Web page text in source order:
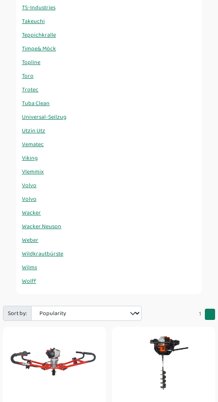
TS-Industries
Takeuchi
Teppichkralle
Timpe& Möck
Topline
Toro
Trotec
Tuba Clean
Universal-Seilzug
Utzin Utz
Vematec
Viking
Vlemmix
Volvo
Volvo
Wacker
Wacker Neuson
Weber
Wildkrautbürste
Wilms
Wolff
Sort by: 1